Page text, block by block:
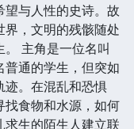
望与人性的史诗。故
，文明的残骸随处
主角是一位名叫
通的学生，但突如
迹。在混乱和恐惧
找食物和水源，如何
生的陌生人建立联